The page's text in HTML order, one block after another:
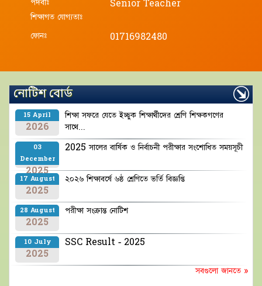
পদবীঃ
Senior Teacher
শিক্ষাগত যোগ্যতাঃ
ফোনঃ
01716982480
নোটিশ বোর্ড
15 April
2026
শিক্ষা সফরে যেতে ইচ্ছুক শিক্ষার্থীদের শ্রেণি শিক্ষকগণের
সাথে...
03
December
2025
2025 সালের বার্ষিক ও নির্বাচনী পরীক্ষার সংশোধিত সময়সূচী
17 August
2025
২০২৬ শিক্ষাবর্ষে ৬ষ্ঠ শ্রেণিতে ভর্তি বিজ্ঞপ্তি
28 August
2025
পরীক্ষা সংক্রান্ত নোটিশ
10 July
2025
SSC Result - 2025
সবগুলো জানতে »